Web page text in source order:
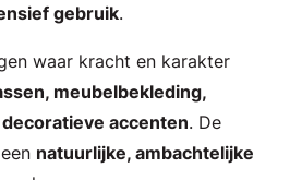
gebruik.
waar kracht en karakter
meubelbekleding,
accenten. De
natuurlijke, ambachtelijke